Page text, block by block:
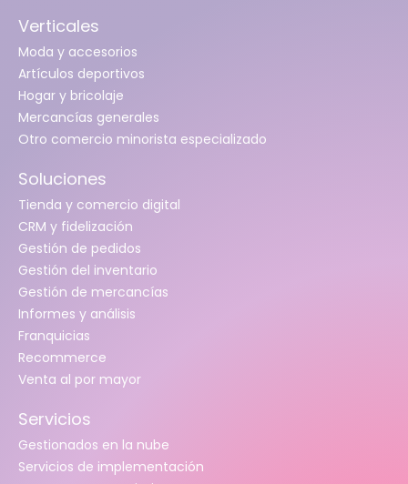
Verticales
Moda y accesorios
Artículos deportivos
Hogar y bricolaje
Mercancías generales
Otro comercio minorista especializado
Soluciones
Tienda y comercio digital
CRM y fidelización
Gestión de pedidos
Gestión del inventario
Gestión de mercancías
Informes y análisis
Franquicias
Recommerce
Venta al por mayor
Servicios
Gestionados en la nube
Servicios de implementación